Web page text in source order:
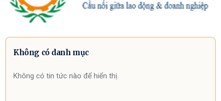
Không có danh mục
Không có tin tức nào để hiển thị.